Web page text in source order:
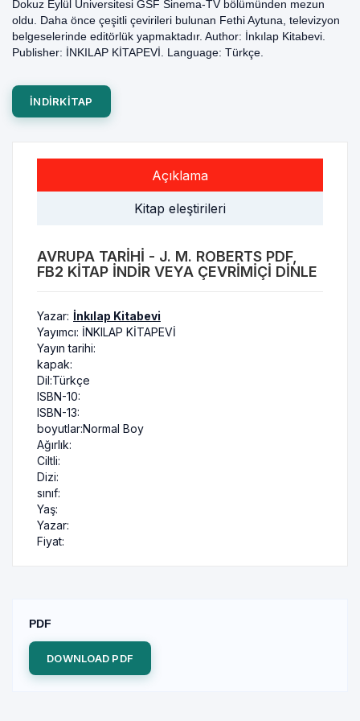
Dokuz Eylül Üniversitesi GSF Sinema-TV bölümünden mezun
oldu. Daha önce çeşitli çevirileri bulunan Fethi Aytuna, televizyon
belgeselerinde editörlük yapmaktadır. Author: İnkılap Kitabevi.
Publisher: İNKILAP KİTAPEVİ. Language: Türkçe.
INDIRKITAP
Açıklama
Kitap eleştirileri
AVRUPA TARIHI - J. M. ROBERTS PDF,
FB2 KITAP INDIR VEYA ÇEVRIMIÇI DINLE
Yazar: İnkılap Kitabevi
Yayımcı: İNKILAP KİTAPEVİ
Yayın tarihi:
kapak:
Dil:Türkçe
ISBN-10:
ISBN-13:
boyutlar:Normal Boy
Ağırlık:
Ciltli:
Dizi:
sınıf:
Yaş:
Yazar:
Fiyat:
PDF
DOWNLOAD PDF